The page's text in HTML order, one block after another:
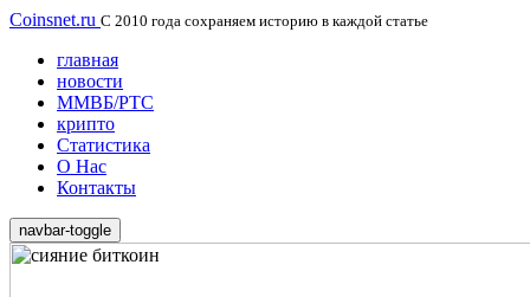
Coinsnet.ru С 2010 года сохраняем историю в каждой статье
главная
новости
ММВБ/РТС
крипто
Статистика
О Нас
Контакты
navbar-toggle